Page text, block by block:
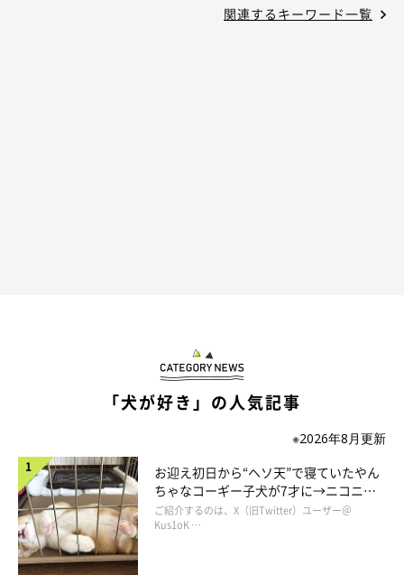
関連するキーワード一覧
「犬が好き」の人気記事
※2026年8月更新
お迎え初日から“ヘソ天”で寝ていたやん
ちゃなコーギー子犬が7才に→ニコニ
コ“コーギースマイル”が魅力のコに成
長！
ご紹介するのは、X（旧Twitter）ユーザー＠
Kus1oK …